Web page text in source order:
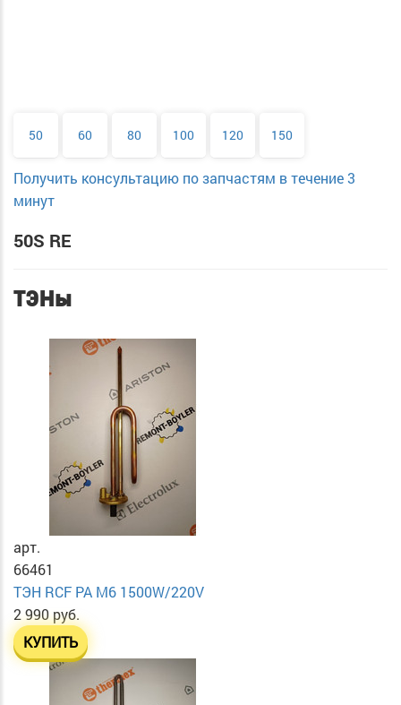
50 60 80 100 120 150
Получить консультацию по запчастям в течение 3
минут
50S RE
ТЭНы
арт.
66461
ТЭН RСF PA М6 1500W/220V
2 990 руб.
КУПИТЬ